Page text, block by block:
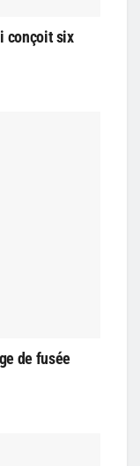
conçoit six
de fusée